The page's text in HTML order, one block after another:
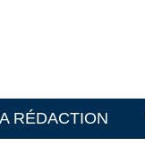
RÉDACTION